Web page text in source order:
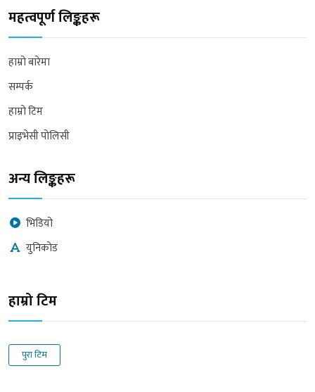
महत्वपूर्ण लिङ्कहरू
हाम्रो बारेमा
सम्पर्क
हाम्रो टिम
प्राइभेसी पोलिसी
अन्य लिङ्कहरू
भिडियो
युनिकोड
हाम्रो टिम
पुरा टिम